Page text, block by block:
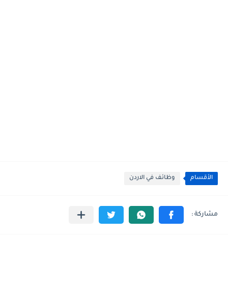
الأقسام وظائف في الاردن